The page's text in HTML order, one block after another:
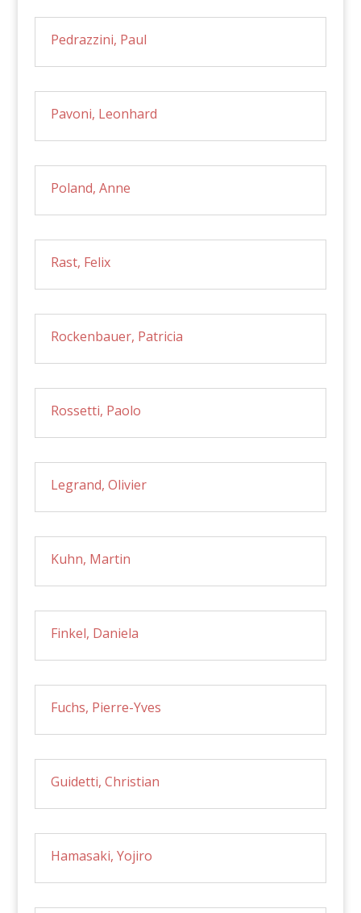
Pedrazzini, Paul
Pavoni, Leonhard
Poland, Anne
Rast, Felix
Rockenbauer, Patricia
Rossetti, Paolo
Legrand, Olivier
Kuhn, Martin
Finkel, Daniela
Fuchs, Pierre-Yves
Guidetti, Christian
Hamasaki, Yojiro